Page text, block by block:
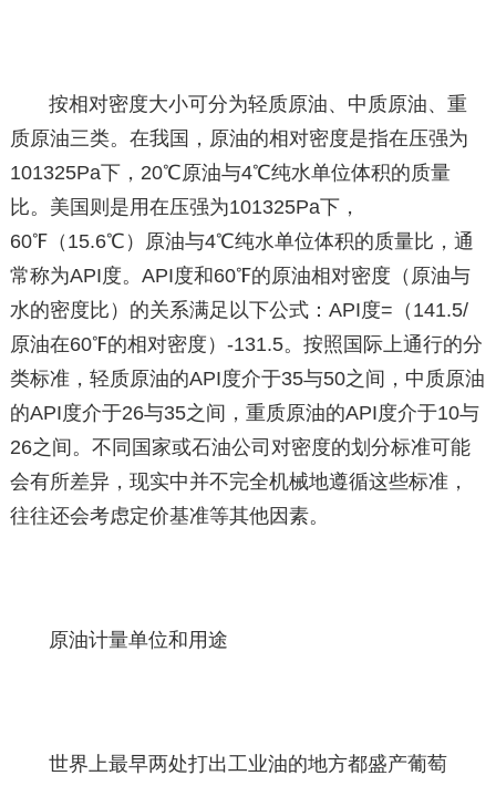
按相对密度大小可分为轻质原油、中质原油、重
质原油三类。在我国，原油的相对密度是指在压强为
101325Pa下，20℃原油与4℃纯水单位体积的质量
比。美国则是用在压强为101325Pa下，
60℉（15.6℃）原油与4℃纯水单位体积的质量比，通
常称为API度。API度和60℉的原油相对密度（原油与
水的密度比）的关系满足以下公式：API度=（141.5/
原油在60℉的相对密度）-131.5。按照国际上通行的分
类标准，轻质原油的API度介于35与50之间，中质原油
的API度介于26与35之间，重质原油的API度介于10与
26之间。不同国家或石油公司对密度的划分标准可能
会有所差异，现实中并不完全机械地遵循这些标准，
往往还会考虑定价基准等其他因素。
原油计量单位和用途
世界上最早两处打出工业油的地方都盛产葡萄